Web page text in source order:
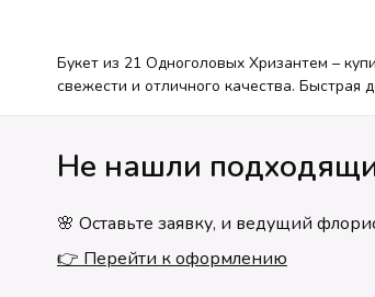
Букет из 21 Одноголовых Хризантем –
свежести и отличного качества. Быстрая
Не нашли
🌸 Оставьте заявку, и ведущий
👉 Перейти к оформлению